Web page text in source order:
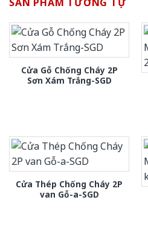
Cửa Gỗ Chống Cháy 2P
Sơn Xám Trắng-SGD
Cửa Thép Chống Cháy 2P
van Gỗ-a-SGD